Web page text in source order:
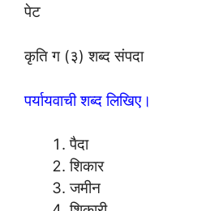
पेट
कृति ग (३) शब्द संपदा
पर्यायवाची शब्द लिखिए।
पैदा
शिकार
जमीन